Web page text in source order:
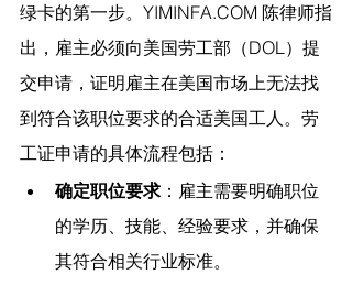
绿卡的第一步。 YIMINFA.COM 陈律师指
出， 雇主必须向美国劳工部（DOL）提
交申请，证明雇主在美国市场上无法找
到符合该职位要求的合适美国工人。劳
工证申请的具体流程包括：
确定职位要求：雇主需要明确职位
的学历、技能、经验要求，并确保
其符合相关行业标准。